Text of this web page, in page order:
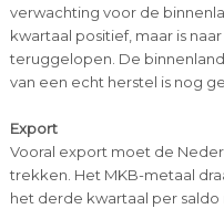
verwachting voor de
kwartaal positief, maar is
teruggelopen. De
van een echt herstel is nog
Export
Vooral export moet de
trekken. Het MKB-metaal
het derde kwartaal per saldo